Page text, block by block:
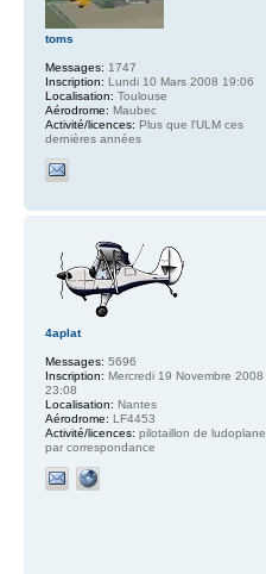
toms
Messages: 1747
Inscription: Lundi 10 Mars 2008 19:06
Localisation: Toulouse
Aérodrome: Maubec
Activité/licences: Plus que l'ULM ces
dernières années
4aplat
Messages: 5696
Inscription: Mercredi 19 Novembre 2008
23:08
Localisation: Nantes
Aérodrome: LF4453
Activité/licences: pilotaillon de ludoplane
par correspondance